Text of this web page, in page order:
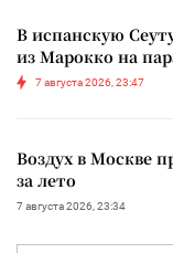
В испанскую
из Марокко на
7 августа 2026, 23:47
Воздух в Москве
за лето
7 августа 2026, 23:34